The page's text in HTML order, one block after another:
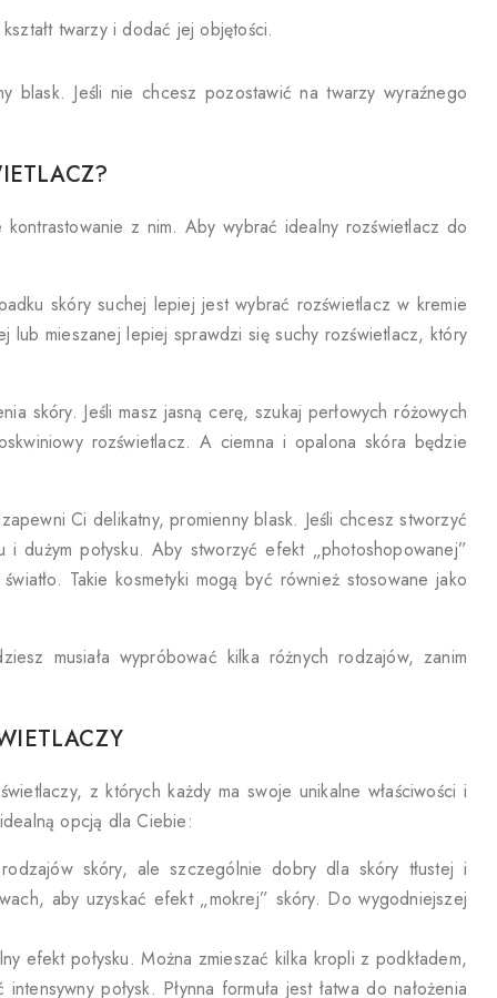
twarzy i dodać jej objętości.
blask. Jeśli nie chcesz pozostawić na twarzy wyraźnego
z nim. Aby wybrać idealny rozświetlacz do
skóry suchej lepiej jest wybrać rozświetlacz w kremie
lub mieszanej lepiej sprawdzi się suchy rozświetlacz, który
skóry. Jeśli masz jasną cerę, szukaj perłowych różowych
rozświetlacz. A ciemna i opalona skóra będzie
Ci delikatny, promienny blask. Jeśli chcesz stworzyć
dużym połysku. Aby stworzyć efekt „photoshopowanej”
Takie kosmetyki mogą być również stosowane jako
musiała wypróbować kilka różnych rodzajów, zanim
z których każdy ma swoje unikalne właściwości i
opcją dla Ciebie:
skóry, ale szczególnie dobry dla skóry tłustej i
aby uzyskać efekt „mokrej” skóry. Do wygodniejszej
efekt połysku. Można zmieszać kilka kropli z podkładem,
połysk. Płynna formuła jest łatwa do nałożenia